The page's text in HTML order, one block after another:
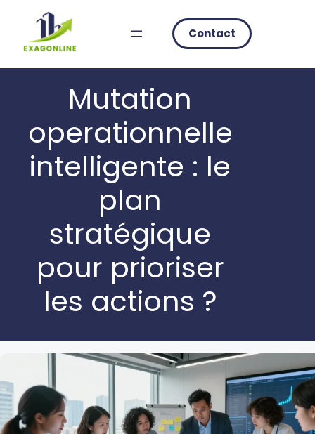
content
Contact
Mutation
operationnelle
intelligente : le
plan
stratégique
pour prioriser
les actions ?